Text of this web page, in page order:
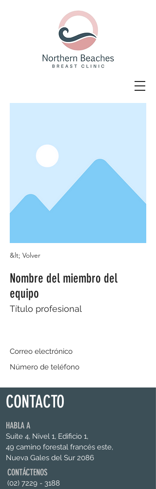
&lt; Volver
Nombre del miembro del
equipo
Título profesional
Correo electrónico
Número de teléfono
CONTACTO
CONTÁCTENOS
(02) 7229 - 3188
HABLA A
Suite 4, Nivel 1, Edificio 1,
49 camino forestal francés este,
Nueva Gales del Sur 2086